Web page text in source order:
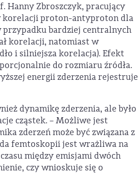
Hanny Zbroszczyk, pracujący
korelacji proton-antyproton dla
przypadku bardziej centralnych
korelacji, natomiast w
i silniejsza korelacja). Efekt
do rozmiaru źródła.
energii zderzenia rejestruje
dynamikę zderzenia, ale było
cząstek. – Możliwe jest
zderzeń może być związana z
femtoskopii jest wrażliwa na
między emisjami dwóch
czy wnioskuje się o